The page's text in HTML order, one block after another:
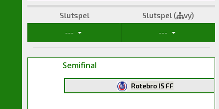
Slutspel Slutspel ( vy)
--- ---
Semifinal
Rotebro IS FF